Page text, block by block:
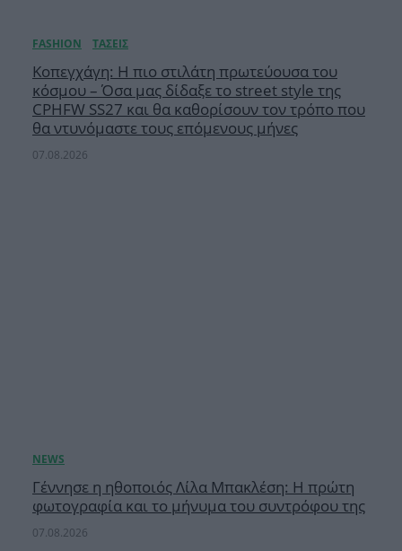
Κοπεγχάγη: Η πιο στιλάτη πρωτεύουσα του
κόσμου – Όσα μας δίδαξε το street style της
CPHFW SS27 και θα καθορίσουν τον τρόπο που
θα ντυνόμαστε τους επόμενους μήνες
07.08.2026
Γέννησε η ηθοποιός Λίλα Μπακλέση: Η πρώτη
φωτογραφία και το μήνυμα του συντρόφου της
07.08.2026